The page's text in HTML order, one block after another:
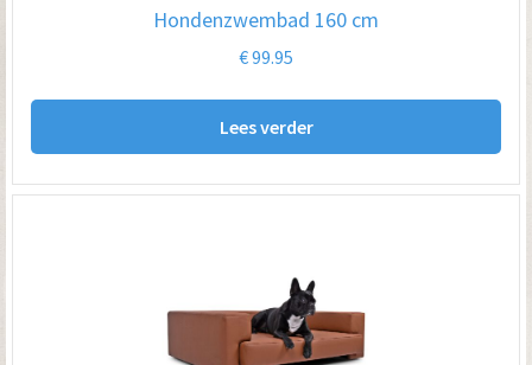
Hondenzwembad 160 cm
€99.95
Lees verder